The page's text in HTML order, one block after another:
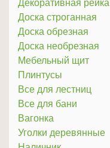
Декоративная рейка
Доска строганная
Доска обрезная
Доска необрезная
Мебельный щит
Плинтусы
Все для лестниц
Все для бани
Вагонка
Уголки деревянные